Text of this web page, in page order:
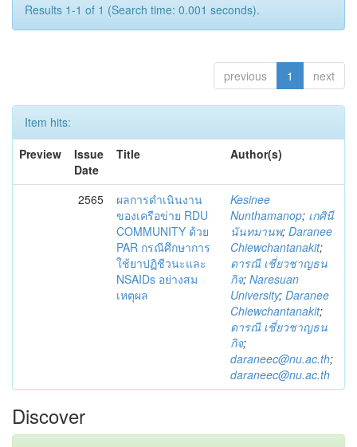
Results 1-1 of 1 (Search time: 0.001 seconds).
previous 1 next
Item hits:
Preview
Issue
Date
Title Author(s)
2565
ผลการดำเนินงาน
ของเครือข่าย RDU
COMMUNITY ด้วย
PAR กรณีศึกษาการ
ใช้ยาปฏิชีวนะและ
NSAIDs อย่างสม
เหตุผล
Kesinee
Nunthamanop; เกศินี
นันทมานพ; Daranee
Chiewchantanakit;
ดารณี เชี่ยวชาญธน
กิจ; Naresuan
University; Daranee
Chiewchantanakit;
ดารณี เชี่ยวชาญธน
กิจ;
daraneec@nu.ac.th;
daraneec@nu.ac.th
Discover